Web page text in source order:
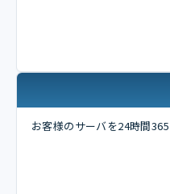
お客様のサーバを24時間